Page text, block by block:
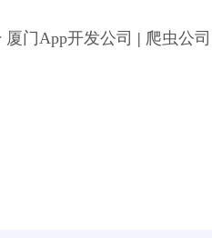
厦门App开发公司 | 爬虫公司